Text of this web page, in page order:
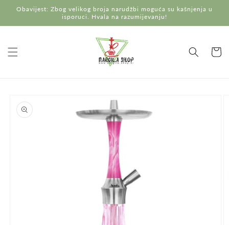
na
Obavijest: Zbog velikog broja narudžbi moguća su kašnjenja u
isporuci. Hvala na razumijevanju!
proizvodu